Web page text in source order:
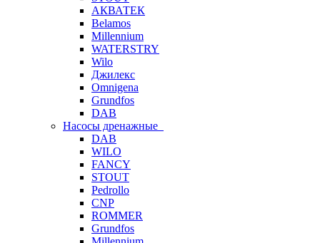
АКВАТЕК
Belamos
Millennium
WATERSTRY
Wilo
Джилекс
Omnigena
Grundfos
DAB
Насосы дренажные
DAB
WILO
FANCY
STOUT
Pedrollo
CNP
ROMMER
Grundfos